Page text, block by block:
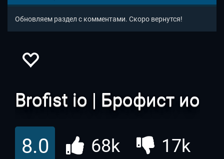
Обновляем раздел с комментами. Скоро вернутся!
Brofist io | Брофист ио
8.0 68k 17k